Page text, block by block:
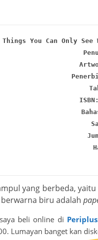
You Can Only See
yang berbeda,
biru adalah
beli online di Periplus
Lumayan banget kan